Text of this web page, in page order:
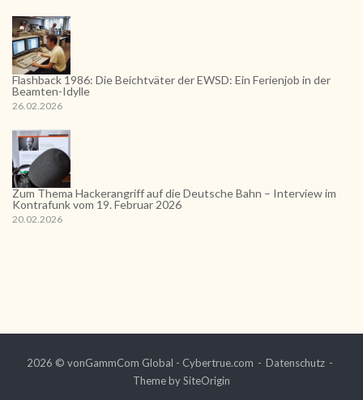
Flashback 1986: Die Beichtväter der EWSD: Ein Ferienjob in der
Beamten-Idylle
26.02.2026
Zum Thema Hackerangriff auf die Deutsche Bahn – Interview im
Kontrafunk vom 19. Februar 2026
20.02.2026
2026 © vonGammCom Global - Cybertrue.com
Datenschutz
Theme bySiteOrigin